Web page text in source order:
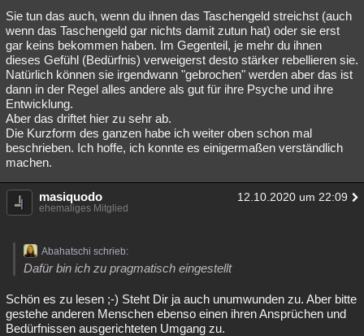
Sie tun das auch, wenn du ihnen das Taschengeld streichst (auch
wenn das Taschengeld gar nichts damit zutun hat) oder sie erst
gar keins bekommen haben. Im Gegenteil, je mehr du ihnen
dieses Gefühl (Bedürfnis) verweigerst desto stärker rebellieren sie.
Natürlich können sie irgendwann "gebrochen" werden aber das ist
dann in der Regel alles andere als gut für ihre Psyche und ihre
Entwicklung.
Aber das driftet hier zu sehr ab.
Die Kurzform des ganzen habe ich weiter oben schon mal
beschrieben. Ich hoffe, ich konnte es einigermaßen verständlich
machen.
masiquodo 12.10.2020 um 22:09
ehemaliges Mitglied
Abahatschi schrieb:
Dafür bin ich zu pragmatisch eingestellt
Schön es zu lesen ;-) Steht Dir ja auch unumwunden zu. Aber bitte
gestehe anderen Menschen ebenso einen ihren Ansprüchen und
Bedürfnissen ausgerichteten Umgang zu.